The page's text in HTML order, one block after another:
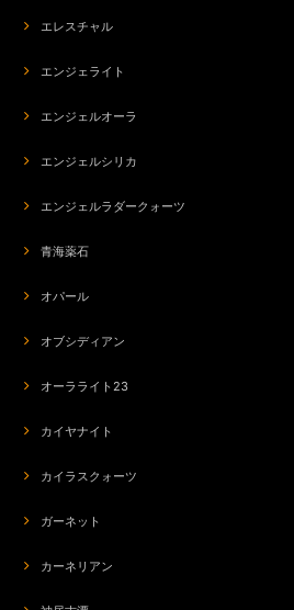
エレスチャル
エンジェライト
エンジェルオーラ
エンジェルシリカ
エンジェルラダークォーツ
青海薬石
オパール
オブシディアン
オーラライト23
カイヤナイト
カイラスクォーツ
ガーネット
カーネリアン